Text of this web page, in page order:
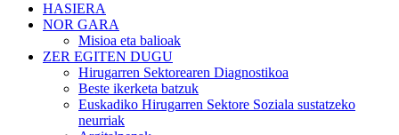
HASIERA
NOR GARA
Misioa eta balioak
ZER EGITEN DUGU
Hirugarren Sektorearen Diagnostikoa
Beste ikerketa batzuk
Euskadiko Hirugarren Sektore Soziala sustatzeko
neurriak